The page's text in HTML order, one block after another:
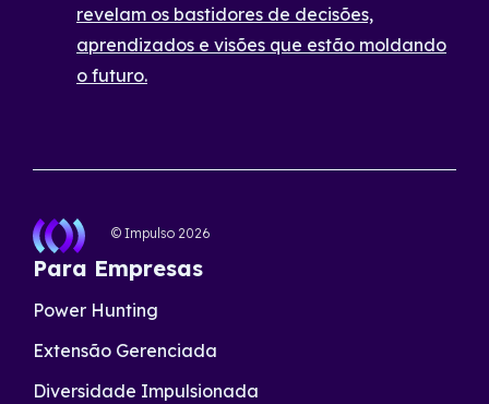
revelam os bastidores de decisões,
aprendizados e visões que estão moldando
o futuro.
© Impulso 2026
Para Empresas
Power Hunting
Extensão Gerenciada
Diversidade Impulsionada